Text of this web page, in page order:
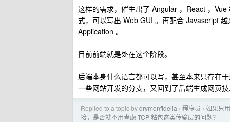
这样的需求，催生出了 Angular ，React ，
式，可以写出 Web GUI 。再配合 Javascript
Application 。
目前前端就是处在这个阶段。
后端本身什么语言都可以写，甚至本来只存在
一些网站开发的分支，又回到了后端生成网页
Replied to a topic bydrymonfidelia › 程序员 › 如果只
接，是否就不用考虑 TCP 粘包这类传输层的问题？